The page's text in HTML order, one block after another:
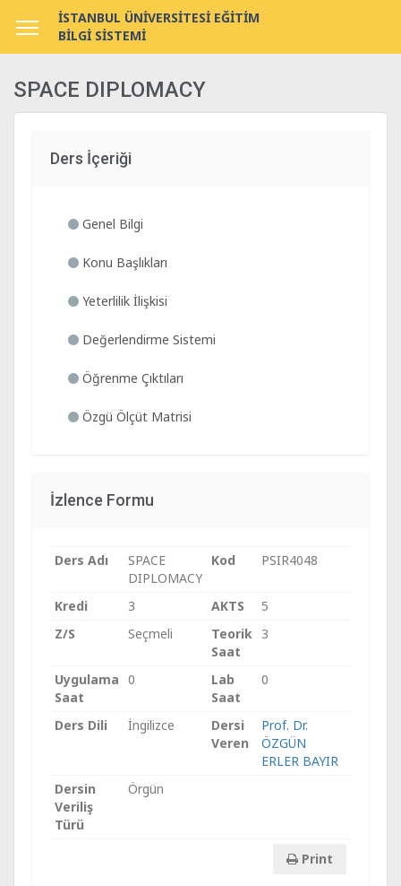
İSTANBUL ÜNİVERSİTESİ EĞİTİM
BİLGİ SİSTEMİ
SPACE DIPLOMACY
Ders İçeriği
Genel Bilgi
Konu Başlıkları
Yeterlilik İlişkisi
Değerlendirme Sistemi
Öğrenme Çıktıları
Özgü Ölçüt Matrisi
İzlence Formu
Ders Adı
SPACE
DIPLOMACY
Kod PSIR4048
Kredi 3 AKTS
5
Z/S
Seçmeli
Teorik
Saat
3
Uygulama
Saat
0
Lab
Saat
0
Ders Dili İngilizce
Dersi
Veren
Prof. Dr.
ÖZGÜN
ERLER BAYIR
Dersin
Veriliş
Türü
Örgün
Print